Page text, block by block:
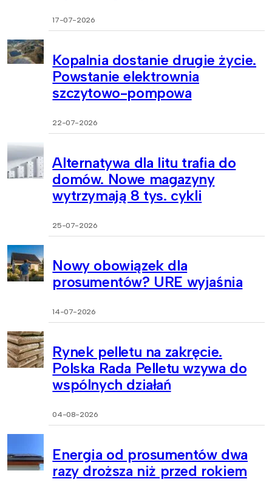
17-07-2026
Kopalnia dostanie drugie życie.
Powstanie elektrownia
szczytowo-pompowa
22-07-2026
Alternatywa dla litu trafia do
domów. Nowe magazyny
wytrzymają 8 tys. cykli
25-07-2026
Nowy obowiązek dla
prosumentów? URE wyjaśnia
14-07-2026
Rynek pelletu na zakręcie.
Polska Rada Pelletu wzywa do
wspólnych działań
04-08-2026
Energia od prosumentów dwa
razy droższa niż przed rokiem